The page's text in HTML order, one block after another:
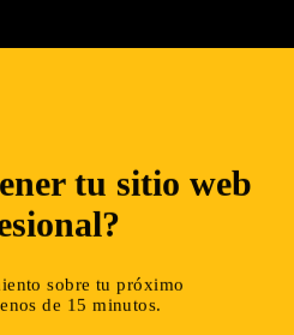
tu sitio web
sobre tu próximo
de 15 minutos.